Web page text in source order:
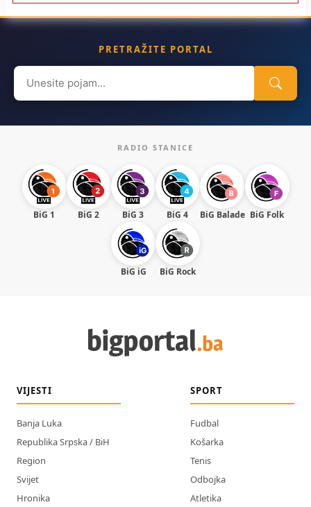
PRETRAŽITE PORTAL
Search
for:
RADIO STANICE
BiG 1 BiG 2 BiG 3 BiG 4 BiG Balade BiG Folk
BiG iG BiG Rock
VIJESTI
Banja Luka
Republika Srpska / BiH
Region
Svijet
Hronika
SPORT
Fudbal
Košarka
Tenis
Odbojka
Atletika